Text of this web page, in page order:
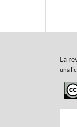
La
una